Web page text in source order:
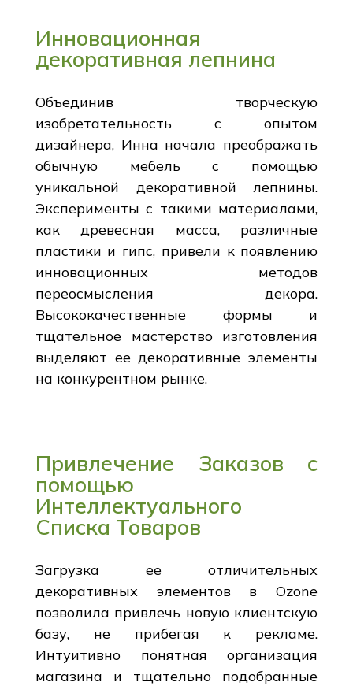
Инновационная
декоративная лепнина
Объединив творческую
изобретательность с опытом
дизайнера, Инна начала преображать
обычную мебель с помощью
уникальной декоративной лепнины.
Эксперименты с такими материалами,
как древесная масса, различные
пластики и гипс, привели к появлению
инновационных методов
переосмысления декора.
Высококачественные формы и
тщательное мастерство изготовления
выделяют ее декоративные элементы
на конкурентном рынке.
Привлечение Заказов с
помощью
Интеллектуального
Списка Товаров
Загрузка ее отличительных
декоративных элементов в Ozone
позволила привлечь новую клиентскую
базу, не прибегая к рекламе.
Интуитивно понятная организация
магазина и тщательно подобранные